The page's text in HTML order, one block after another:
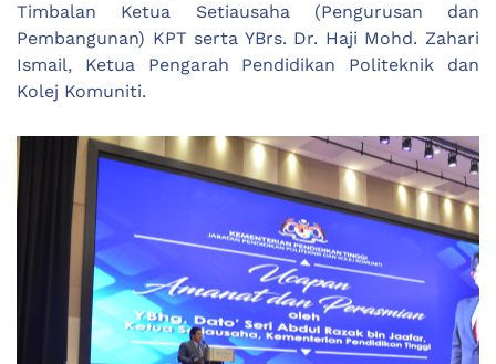
Timbalan Ketua Setiausaha (Pengurusan dan
Pembangunan) KPT serta YBrs. Dr. Haji Mohd. Zahari
Ismail, Ketua Pengarah Pendidikan Politeknik dan
Kolej Komuniti.